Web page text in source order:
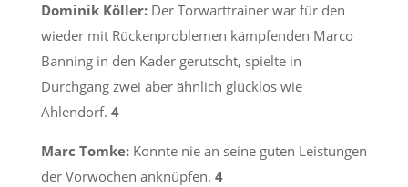
Dominik Köller:Der Torwarttrainer war für den
wieder mit Rückenproblemen kämpfenden Marco
Banning in den Kader gerutscht, spielte in
Durchgang zwei aber ähnlich glücklos wie
Ahlendorf. 4
Marc Tomke:Konnte nie an seine guten Leistungen
der Vorwochen anknüpfen. 4